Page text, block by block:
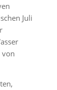
Juli
von